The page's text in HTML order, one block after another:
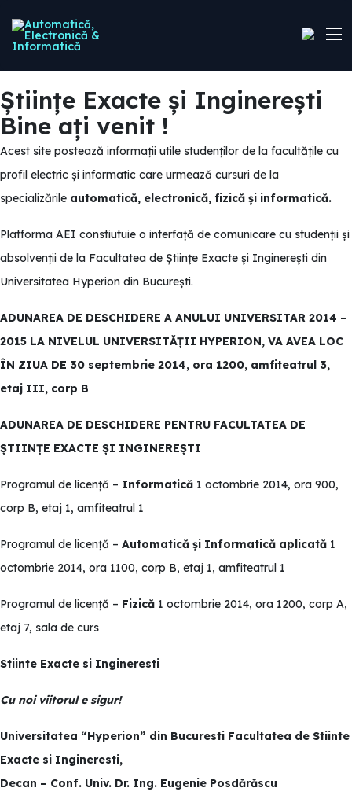
Științe Exacte și Inginerești
Bine ați venit !
Acest site postează informații utile studenților de la facultățile cu
profil electric și informatic care urmează cursuri de la
specializările automatică, electronică, fizică și informatică.
Platforma AEI constiutuie o interfață de comunicare cu studenții și
absolvenții de la Facultatea de Ştiinţe Exacte şi Inginereşti din
Universitatea Hyperion din București.
ADUNAREA DE DESCHIDERE A ANULUI UNIVERSITAR 2014 –
2015 LA NIVELUL UNIVERSITĂȚII HYPERION, VA AVEA LOC
ÎN ZIUA DE 30 septembrie 2014, ora 1200, amfiteatrul 3,
etaj III, corp B
ADUNAREA DE DESCHIDERE PENTRU FACULTATEA DE
ȘTIINȚE EXACTE ȘI INGINEREȘTI
Programul de licență – Informatică 1 octombrie 2014, ora 900,
corp B, etaj 1, amfiteatrul 1
Programul de licență – Automatică și Informatică aplicată 1
octombrie 2014, ora 1100, corp B, etaj 1, amfiteatrul 1
Programul de licență – Fizică 1 octombrie 2014, ora 1200, corp A,
etaj 7, sala de curs
Stiinte Exacte si Ingineresti
Cu noi viitorul e sigur!
Universitatea “Hyperion” din Bucuresti Facultatea de Stiinte
Exacte si Ingineresti,
Decan – Conf. Univ. Dr. Ing. Eugenie Posdărăscu